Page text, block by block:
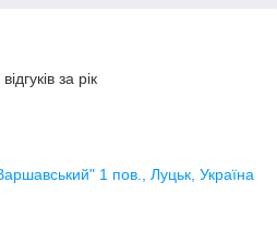
за рік
1 пов., Луцьк, Україна